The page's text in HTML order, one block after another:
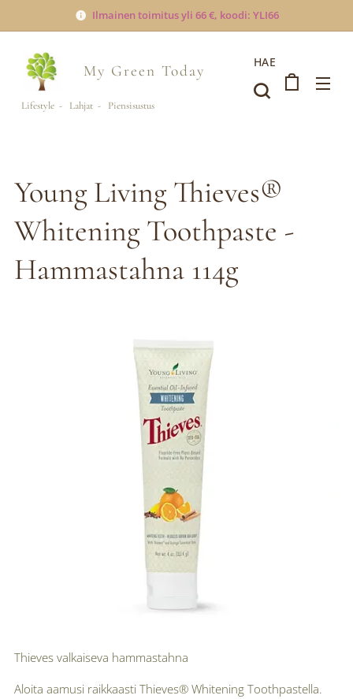
Ilmainen toimitus yli 66 €, koodi: YLI66
My Green Today
Lifestyle - Lahjat - Piensisustus
HAE
Young Living Thieves®
Whitening Toothpaste -
Hammastahna 114g
Thieves valkaiseva hammastahna
Aloita aamusi raikkaasti Thieves® Whitening Toothpastella.